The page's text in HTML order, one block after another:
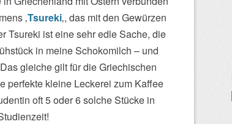
‚Tsureki‚, das mit den Gewürzen
Tsureki ist eine sehr edle Sache, die
in meine Schokomilch – und
gleiche gilt für die Griechischen
perfekte kleine Leckerei zum Kaffee
oft 5 oder 6 solche Stücke in